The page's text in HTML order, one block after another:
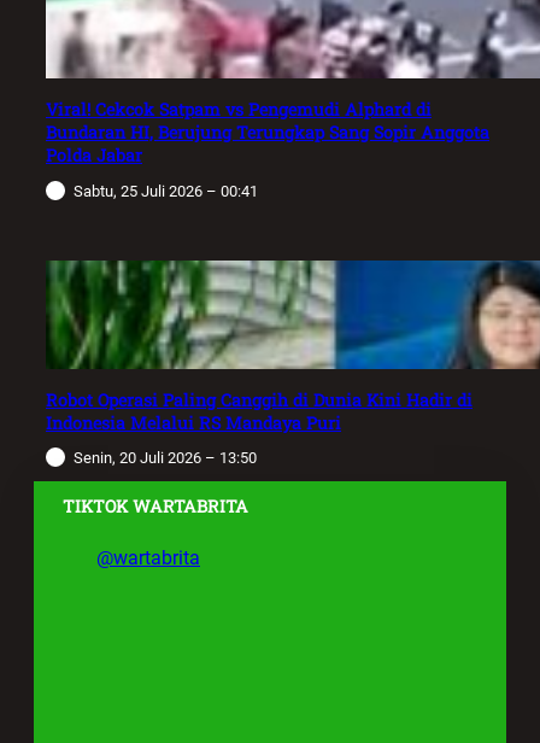
Viral! Cekcok Satpam vs Pengemudi Alphard di
Bundaran HI, Berujung Terungkap Sang Sopir Anggota
Polda Jabar
Sabtu, 25 Juli 2026 – 00:41
Robot Operasi Paling Canggih di Dunia Kini Hadir di
Indonesia Melalui RS Mandaya Puri
Senin, 20 Juli 2026 – 13:50
TIKTOK WARTABRITA
@wartabrita